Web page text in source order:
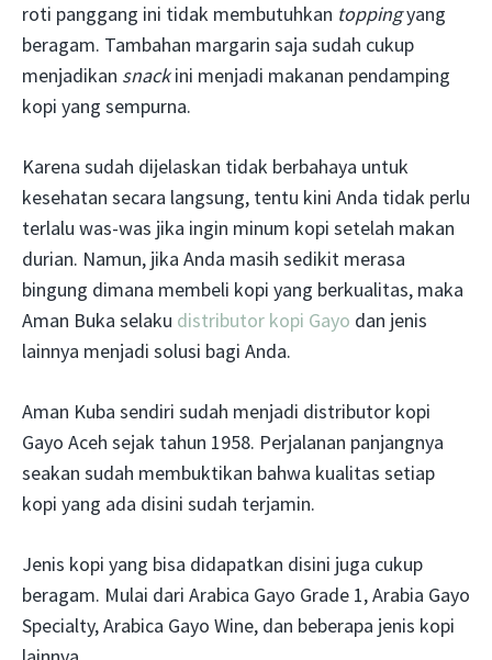
roti panggang ini tidak membutuhkan toppingyang
beragam. Tambahan margarin saja sudah cukup
menjadikan snackini menjadi makanan pendamping
kopi yang sempurna.
Karena sudah dijelaskan tidak berbahaya untuk
kesehatan secara langsung, tentu kini Anda tidak perlu
terlalu was-was jika ingin minum kopi setelah makan
durian. Namun, jika Anda masih sedikit merasa
bingung dimana membeli kopi yang berkualitas, maka
Aman Buka selaku distributor kopi Gayo dan jenis
lainnya menjadi solusi bagi Anda.
Aman Kuba sendiri sudah menjadi distributor kopi
Gayo Aceh sejak tahun 1958. Perjalanan panjangnya
seakan sudah membuktikan bahwa kualitas setiap
kopi yang ada disini sudah terjamin.
Jenis kopi yang bisa didapatkan disini juga cukup
beragam. Mulai dari Arabica Gayo Grade 1, Arabia Gayo
Specialty, Arabica Gayo Wine, dan beberapa jenis kopi